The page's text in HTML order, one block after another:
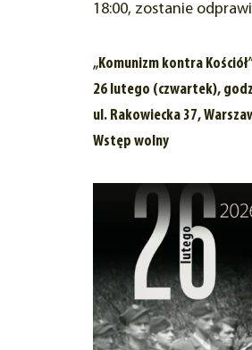
18:00, zostanie
„Komunizm kontra
26 lutego (czwartek),
ul. Rakowiecka 37,
Wstęp wolny